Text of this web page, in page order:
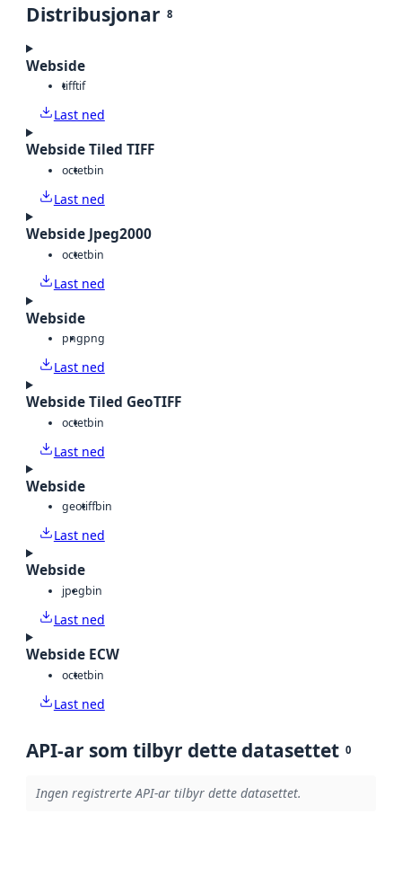
Distribusjonar 8
Webside
tifftif
Last ned
Webside Tiled TIFF
octetbin
Last ned
Webside Jpeg2000
octetbin
Last ned
Webside
pngpng
Last ned
Webside Tiled GeoTIFF
octetbin
Last ned
Webside
geotiffbin
Last ned
Webside
jpegbin
Last ned
Webside ECW
octetbin
Last ned
API-ar som tilbyr dette datasettet 0
Ingen registrerte API-ar tilbyr dette datasettet.